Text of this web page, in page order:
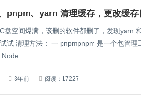
盘空间爆满，该删的软件都删了，发现yarn
工具，它可以用来安装、升级
3年前 阅读：17227